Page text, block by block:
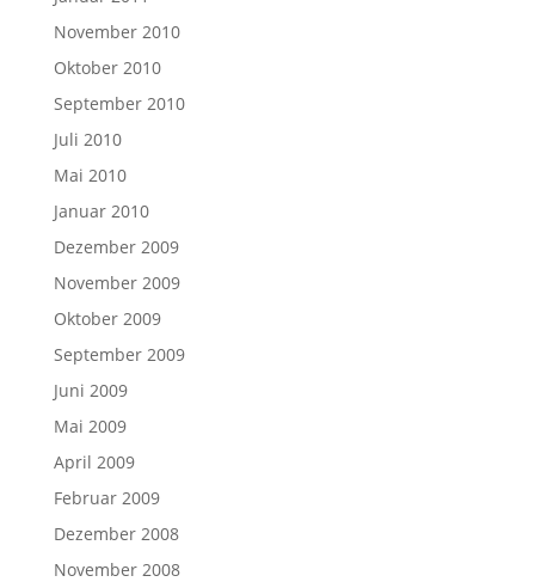
November 2010
Oktober 2010
September 2010
Juli 2010
Mai 2010
Januar 2010
Dezember 2009
November 2009
Oktober 2009
September 2009
Juni 2009
Mai 2009
April 2009
Februar 2009
Dezember 2008
November 2008